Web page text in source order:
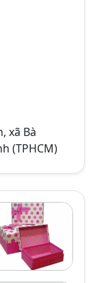
xã Bà
(TPHCM)